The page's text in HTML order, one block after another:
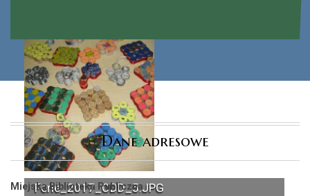
Ferie_2017_ODD_5.JPG
Dane adresowe
Miejska Biblioteka Publiczna